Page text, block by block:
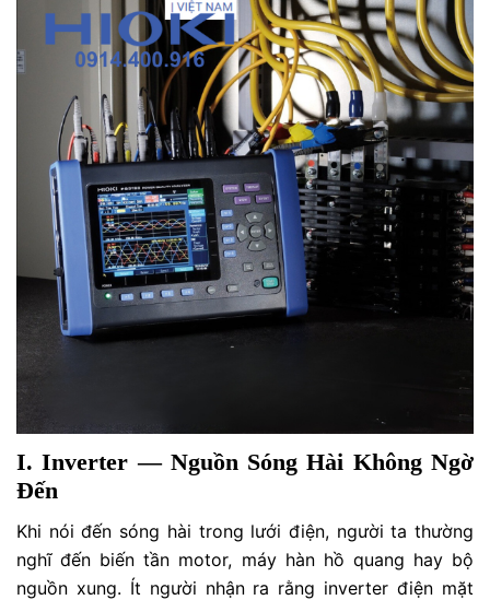
I. Inverter — Nguồn Sóng Hài Không Ngờ
Đến
Khi nói đến sóng hài trong lưới điện, người ta thường
nghĩ đến biến tần motor, máy hàn hồ quang hay bộ
nguồn xung. Ít người nhận ra rằng inverter điện mặt